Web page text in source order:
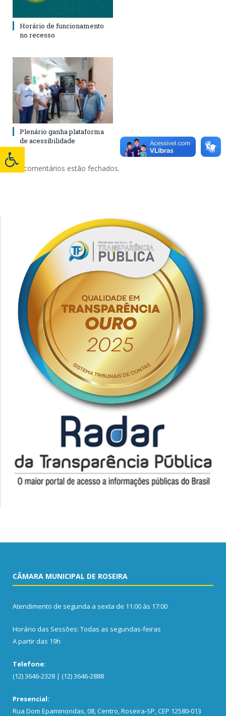
Horário de funcionamento
no recesso
Plenário ganha plataforma
de acessibilidade
Os comentários estão fechados.
CÂMARA MUNICIPAL DE ROSEIRA
Atendimento de segunda a sexta de 11:00 às 17:00
Horário das Sessões: Todas as segundas-feiras
A partir das 19h
Telefone:
(12) 3646-2328 | (12) 3646-2888
Presencial:
Rua Dom Epaminondas, 08, Centro, Roseira-SP, CEP 12580-013